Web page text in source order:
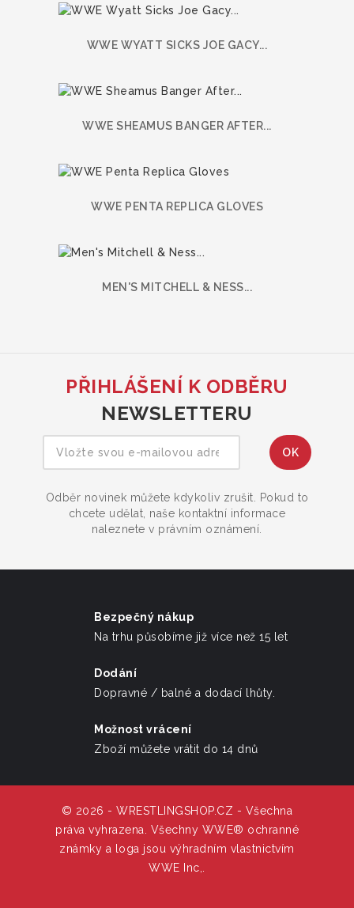
WWE WYATT SICKS JOE GACY...
WWE SHEAMUS BANGER AFTER...
WWE PENTA REPLICA GLOVES
MEN'S MITCHELL & NESS...
PŘIHLÁŠENÍ K ODBĚRU
NEWSLETTERU
Odběr novinek můžete kdykoliv zrušit. Pokud to
chcete udělat, naše kontaktní informace
naleznete v právním oznámení.
Bezpečný nákup
Na trhu působíme již více než 15 let
Dodání
Dopravné / balné a dodací lhůty.
Možnost vrácení
Zboží můžete vrátit do 14 dnů
© 2026 - WRESTLINGSHOP.CZ - Všechna
práva vyhrazena. Všechny WWE® ochranné
známky a loga jsou výhradním vlastnictvím
WWE Inc,.